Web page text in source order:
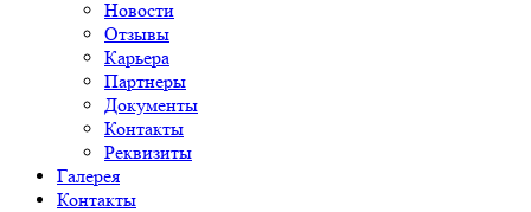
Новости
Отзывы
Карьера
Партнеры
Документы
Контакты
Реквизиты
Галерея
Контакты